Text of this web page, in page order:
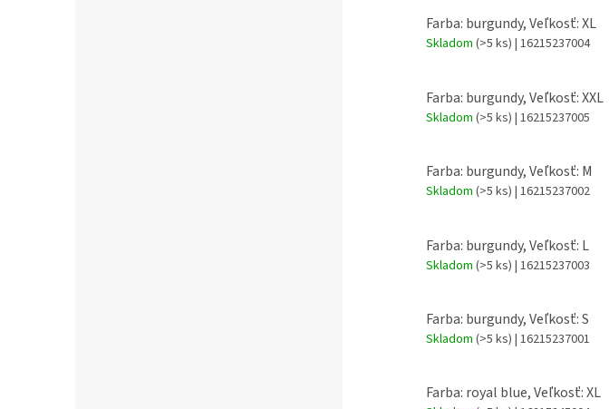
Farba: burgundy, Veľkosť: XL
Skladom (>5 ks) | 16215237004
Farba: burgundy, Veľkosť: XXL
Skladom (>5 ks) | 16215237005
Farba: burgundy, Veľkosť: M
Skladom (>5 ks) | 16215237002
Farba: burgundy, Veľkosť: L
Skladom (>5 ks) | 16215237003
Farba: burgundy, Veľkosť: S
Skladom (>5 ks) | 16215237001
Farba: royal blue, Veľkosť: XL